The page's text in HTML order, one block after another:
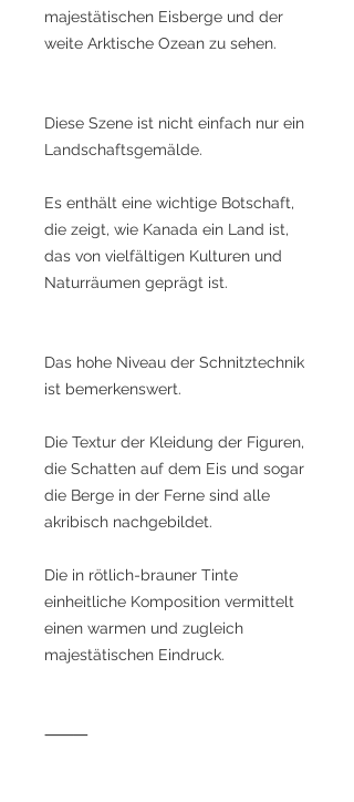
majestätischen Eisberge und der
weite Arktische Ozean zu sehen.
Diese Szene ist nicht einfach nur ein
Landschaftsgemälde.
Es enthält eine wichtige Botschaft,
die zeigt, wie Kanada ein Land ist,
das von vielfältigen Kulturen und
Naturräumen geprägt ist.
Das hohe Niveau der Schnitztechnik
ist bemerkenswert.
Die Textur der Kleidung der Figuren,
die Schatten auf dem Eis und sogar
die Berge in der Ferne sind alle
akribisch nachgebildet.
Die in rötlich-brauner Tinte
einheitliche Komposition vermittelt
einen warmen und zugleich
majestätischen Eindruck.
⸻